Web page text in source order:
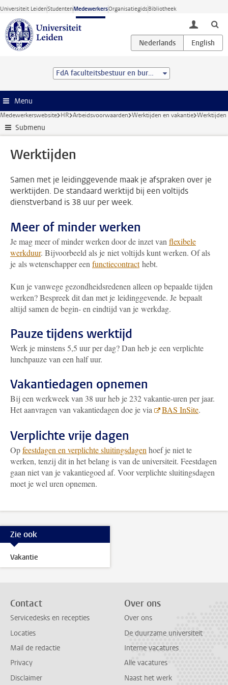
Ga direct naar de inhoud
Universiteit LeidenStudentenMedewerkersOrganisatiegidsBibliotheek
toggle
FdA faculteitsbestuur en bureau
Menu
Medewerkerswebsite HR Arbeidsvoorwaarden Werktijden en vakantie Werktijden
Submenu
Werktijden
Samen met je leidinggevende maak je afspraken over je
werktijden. De standaard werktijd bij een voltijds
dienstverband is 38 uur per week.
Meer of minder werken
Je mag meer of minder werken door de inzet van flexibele
werkduur. Bijvoorbeeld als je niet voltijds kunt werken. Of als
je als wetenschapper een functiecontracthebt.
Kun je vanwege gezondheidsredenen alleen op bepaalde tijden
werken? Bespreek dit dan met je leidinggevende. Je bepaalt
altijd samen de begin- en eindtijd van je werkdag.
Pauze tijdens werktijd
Werk je minstens 5,5 uur per dag? Dan heb je een verplichte
lunchpauze van een half uur.
Vakantiedagen opnemen
Bij een werkweek van 38 uur heb je 232 vakantie-uren per jaar.
Het aanvragen van vakantiedagen doe je via
BAS InSite.
Verplichte vrije dagen
Opfeestdagen en verplichte sluitingsdagen hoef je niet te
werken, tenzij dit in het belang is van de universiteit. Feestdagen
gaan niet van je vakantiegoed af. Voor verplichte sluitingsdagen
moet je wel uren opnemen.
Zie ook
Vakantie
Contact
Servicedesks en recepties
Locaties
Mail de redactie
Privacy
Disclaimer
Over ons
Over ons
De duurzame universiteit
Interne vacatures
Alle vacatures
Naast het werk